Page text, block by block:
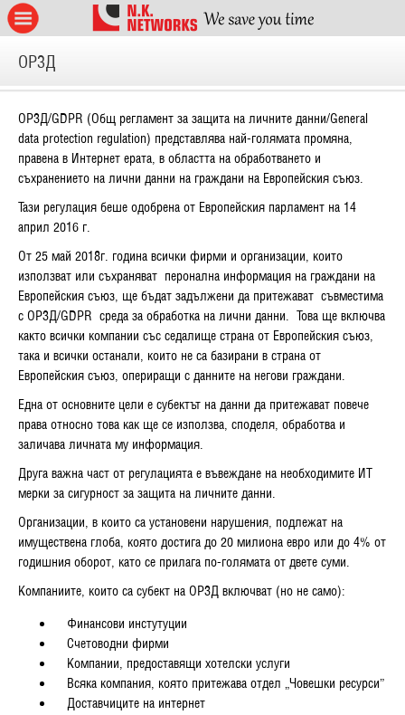
ОРЗД
ОРЗД/GDPR (Общ регламент за защита на личните данни/General
data protection regulation) представлява най-голямата промяна,
правена в Интернет ерата, в областта на обработването и
съхранението на лични данни на граждани на Европейския съюз.
Тази регулация беше одобрена от Европейския парламент на 14
април 2016 г.
От 25 май 2018г. година всички фирми и организации, които
използват или съхраняват перонална информация на граждани на
Европейския съюз, ще бъдат задължени да притежават съвместима
с ОРЗД/GDPR среда за обработка на лични данни. Това ще включва
както всички компании със седалище страна от Европейския съюз,
така и всички останали, които не са базирани в страна от
Европейския съюз, опериращи с данните на негови граждани.
Една от основните цели е субектът на данни да притежават повече
права относно това как ще се използва, споделя, обработва и
заличава личната му информация.
Друга важна част от регулацията е въвеждане на необходимите ИТ
мерки за сигурност за защита на личните данни.
Организации, в които са установени нарушения, подлежат на
имуществена глоба, коятодостига до 20 милионаевро или до 4% от
годишния оборот, като се прилага по-голямата от двете суми.
Компаниите, които са субект на ОРЗДвключват (но не само):
Финансови инстутуции
Счетоводни фирми
Компании, предоставящи хотелски услуги
Всяка компания, която притежава отдел „Човешки ресурси”
Доставчиците на интернет